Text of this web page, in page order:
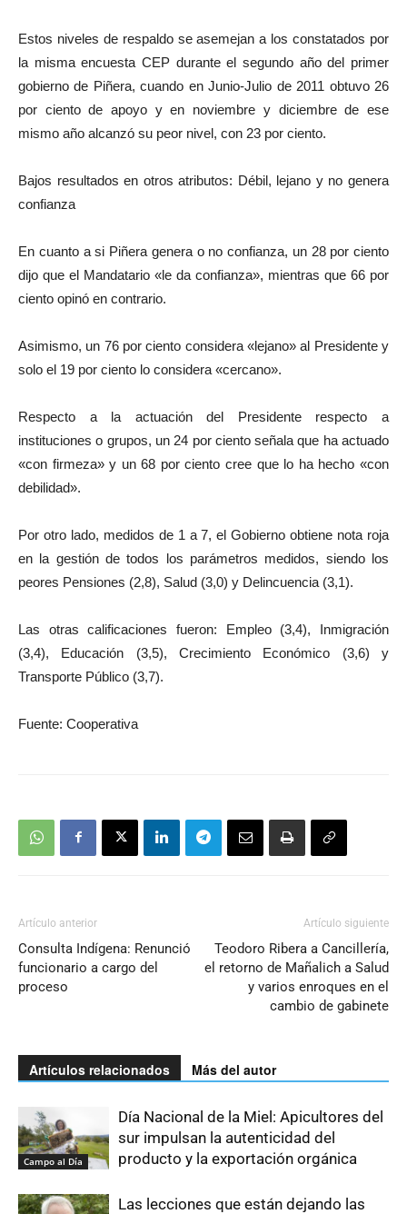
Estos niveles de respaldo se asemejan a los constatados por
la misma encuesta CEP durante el segundo año del primer
gobierno de Piñera, cuando en Junio-Julio de 2011 obtuvo 26
por ciento de apoyo y en noviembre y diciembre de ese
mismo año alcanzó su peor nivel, con 23 por ciento.
Bajos resultados en otros atributos: Débil, lejano y no genera
confianza
En cuanto a si Piñera genera o no confianza, un 28 por ciento
dijo que el Mandatario «le da confianza», mientras que 66 por
ciento opinó en contrario.
Asimismo, un 76 por ciento considera «lejano» al Presidente y
solo el 19 por ciento lo considera «cercano».
Respecto a la actuación del Presidente respecto a
instituciones o grupos, un 24 por ciento señala que ha actuado
«con firmeza» y un 68 por ciento cree que lo ha hecho «con
debilidad».
Por otro lado, medidos de 1 a 7, el Gobierno obtiene nota roja
en la gestión de todos los parámetros medidos, siendo los
peores Pensiones (2,8), Salud (3,0) y Delincuencia (3,1).
Las otras calificaciones fueron: Empleo (3,4), Inmigración
(3,4), Educación (3,5), Crecimiento Económico (3,6) y
Transporte Público (3,7).
Fuente: Cooperativa
Artículo anterior
Consulta Indígena: Renunció
funcionario a cargo del
proceso
Artículo siguiente
Teodoro Ribera a Cancillería,
el retorno de Mañalich a Salud
y varios enroques en el
cambio de gabinete
Artículos relacionados Más del autor
Campo al Día
Día Nacional de la Miel: Apicultores del
sur impulsan la autenticidad del
producto y la exportación orgánica
Las lecciones que están dejando las